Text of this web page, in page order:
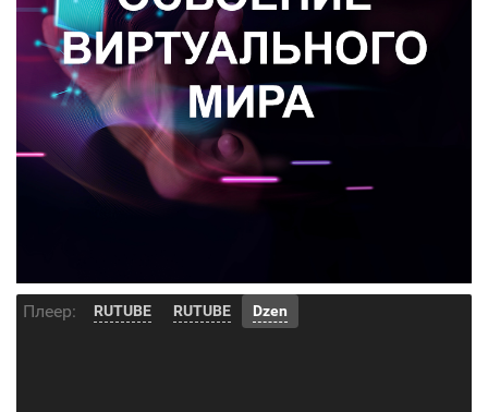
Плеер: RUTUBE RUTUBE Dzen